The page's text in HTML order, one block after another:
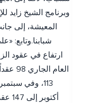
وبرنامج الشيخ زايد
المعيشة، إلى
شبابنا.وتابع:
ارتفاع في عقود